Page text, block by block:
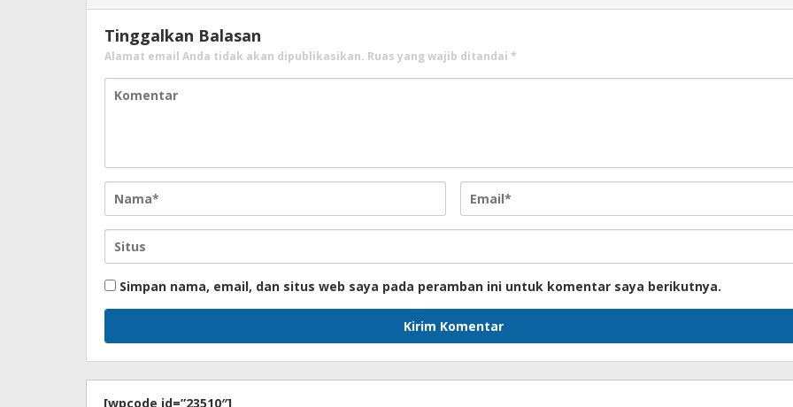
Tinggalkan Balasan
Alamat email Anda tidak akan dipublikasikan. Ruas yang wajib ditandai *
Simpan nama, email, dan situs web saya pada peramban ini untuk komentar saya berikutnya.
[wpcode id=”23510″]